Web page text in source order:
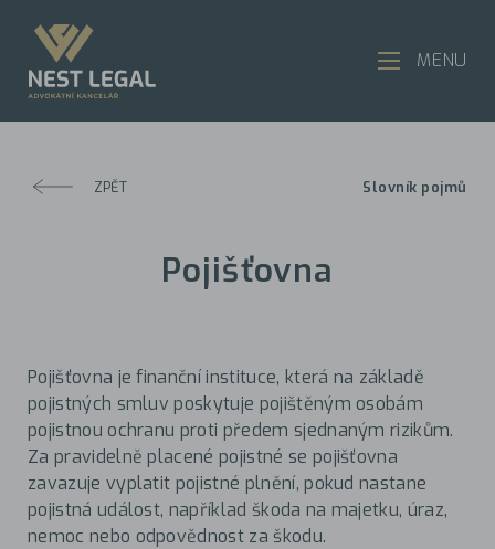
ZPĚT Slovník pojmů
Pojišťovna
Pojišťovna je finanční instituce, která na základě
pojistných smluv poskytuje pojištěným osobám
pojistnou ochranu proti předem sjednaným rizikům.
Za pravidelně placené pojistné se pojišťovna
zavazuje vyplatit pojistné plnění, pokud nastane
pojistná událost, například škoda na majetku, úraz,
nemoc nebo odpovědnost za škodu.
MENU